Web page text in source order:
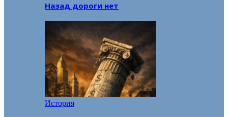
Назад дороги нет
История